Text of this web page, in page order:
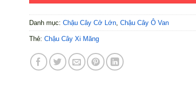
Danh mục: Chậu Cây Cở Lớn Chậu Cây Ô Van
Thẻ: Chậu Cây Xi Măng